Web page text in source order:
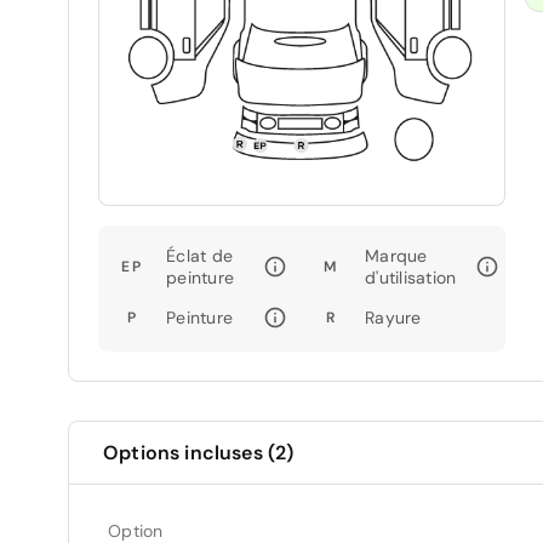
EP
Éclat de
peinture
M
Marque
d'utilisation
P Peinture R Rayure
Options incluses (2)
Option